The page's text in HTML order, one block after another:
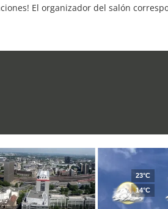
El organizador del salón
23°C
14°C